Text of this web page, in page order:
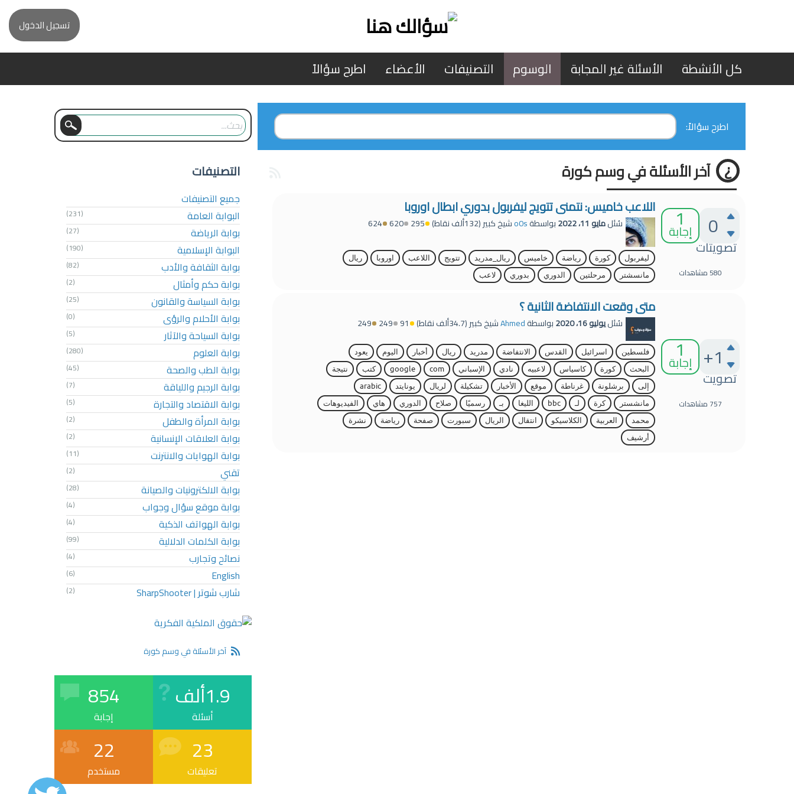
تسجيل الدخول
كل الأنشطة الأسئلة غير المجابة الوسوم التصنيفات الأعضاء اطرح سؤالاً
اطرح سؤالاً:
آخر الأسئلة في وسم كورة
0
تصويتات
1
إجابة
580مشاهدات
اللاعب خاميس: نتمنى تتويج ليفربول بدوري ابطال اوروبا
سُئلمايو 11، 2022 بواسطةo0sشيخ كبير(132ألف نقاط) 295
620
624
ليفربول كورة رياضة خاميس ريال_مدريد تتويج اللاعب اوروبا
ريال
مانسشتر
مرحلتين الدوري بدوري لاعب
+1
تصويت
1
إجابة
757 مشاهدات
متى وقعت الانتفاضة الثانية ؟
سُئليوليو 16، 2020 بواسطةAhmedشيخ كبير(34.7ألف نقاط) 91
249
249
فلسطين اسرائيل القدس الانتفاضة مدريد ريال أخبار اليوم
يعود
البحث
كورة كاسياس لاعبيه نادي الإسباني com
google كتب
نتيجة
إلى
برشلونة غرناطة موقع الأخبار تشكيلة لريال يونايتد
arabic
مانشستر
كرة لـ bbc الليغا بـ رسميًا صلاح الدوري هاي
الفيديوهات
محمد
العربية الكلاسيكو انتقال الريال سبورت صفحة رياضة
نشرة
أرشيف
التصنيفات
جميع التصنيفات
البوابة العامة
(231)
بوابة الرياضة (27)
البوابة الإسلامية (190)
بوابة الثقافة والأدب (82)
بوابة حكم وأمثال (2)
بوابة السياسة والقانون (25)
بوابة الأحلام والرؤى (0)
بوابة السياحة والآثار (5)
بوابة العلوم (280)
بوابة الطب والصحة (45)
بوابة الرجيم واللياقة (7)
بوابة الاقتصاد والتجارة (5)
بوابة المرأة والطفل (2)
بوابة العلاقات الإنسانية (2)
بوابة الهوايات والانترنت (11)
تقني (2)
بوابة الالكترونيات والصيانة (28)
بوابة موقع سؤال وجواب (4)
بوابة الهواتف الذكية (4)
بوابة الكلمات الدلالية (99)
نصائح وتجارب (4)
English
(6)
شارب شوتر | SharpShooter (2)
آخر الأسئلة في وسم كورة
1.9ألف
أسئلة
854
إجابة
23
تعليقات
22
مستخدم